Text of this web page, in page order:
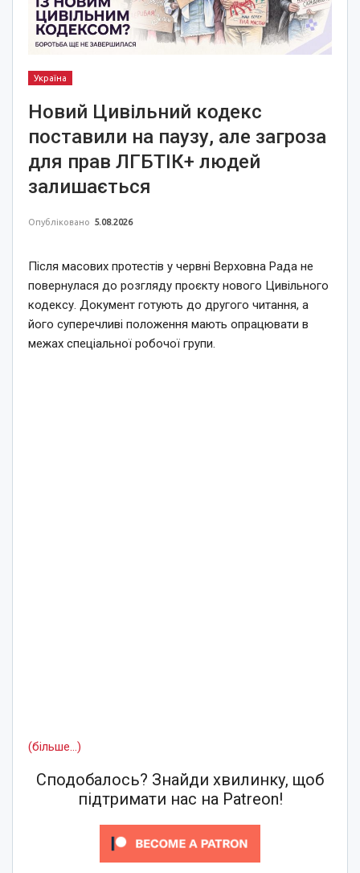
Україна
Новий Цивільний кодекс
поставили на паузу, але загроза
для прав ЛГБТІК+ людей
залишається
Опубліковано 5.08.2026
Після масових протестів у червні Верховна Рада не
повернулася до розгляду проєкту нового Цивільного
кодексу. Документ готують до другого читання, а
його суперечливі положення мають опрацювати в
межах спеціальної робочої групи.
(більше…)
Сподобалось? Знайди хвилинку, щоб
підтримати нас на Patreon!